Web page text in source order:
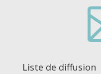
Liste de diffusion